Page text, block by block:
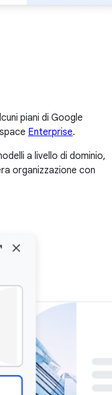
piani di Google
Enterprise.
a livello di dominio,
organizzazione con